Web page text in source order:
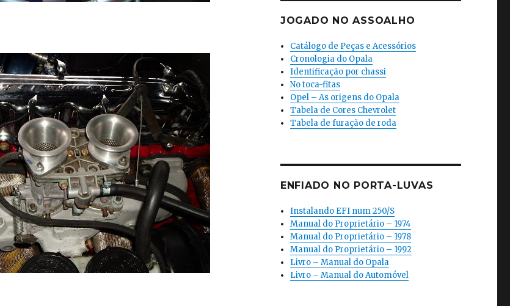
JOGADO NO ASSOALHO
Catálogo de Peças e Acessórios
Cronologia do Opala
Identificação por chassi
No toca-fitas
Opel – As origens do Opala
Tabela de Cores Chevrolet
Tabela de furação de roda
ENFIADO NO PORTA-LUVAS
Instalando EFI num 250/S
Manual do Proprietário – 1974
Manual do Proprietário – 1978
Manual do Proprietário – 1992
Livro – Manual do Opala
Livro – Manual do Automóvel